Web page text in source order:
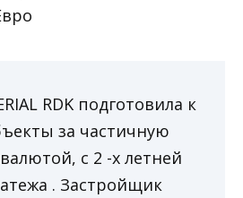
RDK подготовила к
за частичную
с 2 -х летней
. Застройщик